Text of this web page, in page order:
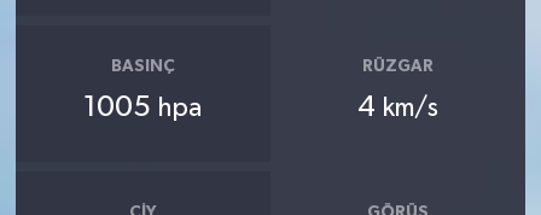
BASINÇ
1005 hpa
RÜZGAR
4 km/s